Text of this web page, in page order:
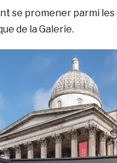
se promener parmi
de la Galerie.